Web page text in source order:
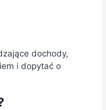
dochody,
i dopytać o